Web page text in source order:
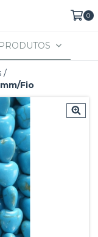
0
PRODUTOS
/
Fio